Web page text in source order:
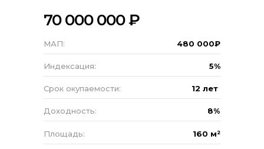
8%
Доходность:
12 лет
Срок окупаемости:
5%
Индексация:
160 м²
Площадь:
МАП: 480 000₽
70 000 000 ₽